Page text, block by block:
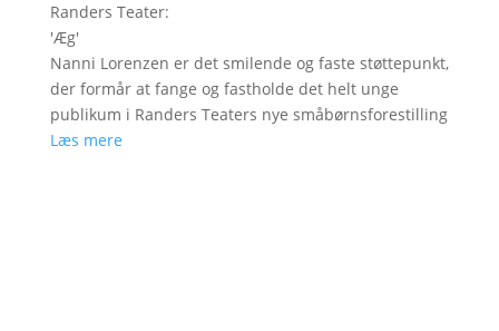
Randers Teater:
'Æg'
Nanni Lorenzen er det smilende og faste støttepunkt,
der formår at fange og fastholde det helt unge
publikum i Randers Teaters nye småbørnsforestilling
Læs mere